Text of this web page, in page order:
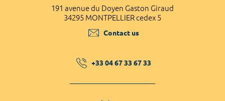
191 avenue du Doyen Gaston Giraud
34295 MONTPELLIER cedex 5
Contact us
+33 04 67 33 67 33